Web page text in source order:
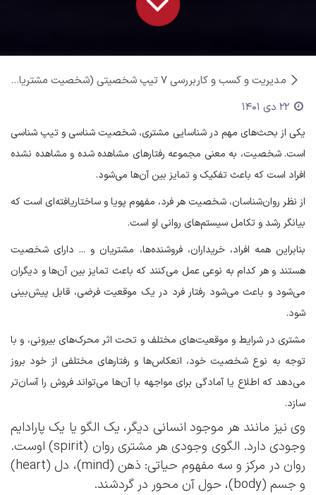
مدیریت و کسب و کاربررسی ۷ تیپ شخصیتی (شخصیت مشتریان خود را چگونه بشناسیم؟)
22 دی 1401
یکی از بحث‌های مهم در شناسایی مشتری، شخصیت شناسی و تیپ شناسی
است. شخصیت، به معنی مجموعه رفتارهای مشاهده شده و مشاهده نشده
افراد است که باعث تفکیک و تمایز بین آن‌ها می‌شود.
از نظر روان‌شناسان، شخصیت هر فرد، مفهوم پویا و ساختاریافته‌ای است که
بیانگر رشد و تکامل سیستم‌های روانی او است.
بنابراین همه افراد، خریداران، فروشنده‌ها، مشتریان و ... دارای شخصیت
هستند و هر کدام به نوعی عمل می‌کنند که باعث تمایز بین آن‌ها و دیگران
می‌شود و باعث می‌شود رفتار فرد در یک موقعیت فرضی، قابل پیش‌بینی
شود.
مشتری در شرایط و موقعیت‌های مختلف و تحت اثر محرک‌های بیرونی، و با
توجه به نوع شخصیت خود، انعکاس‌ها و رفتارهای مختلفی از خود بروز
می‌دهد که اطلاع یا آمادگی برای مواجهه با آن‌ها می‌تواند فروش را آسان‌تر
سازد.
وی نیز مانند هر موجود انسانی دیگر، یک الگو یا یک پارادایم
وجودی دارد. الگوی وجودی هر مشتری روان (spirit) اوست.
روان در مرکز و سه مفهوم حیاتی: ذهن (mind)، دل (heart)
و جسم (body)، حول آن محور در گردشند.